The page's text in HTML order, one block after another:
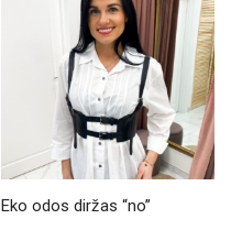
Eko odos diržas “no”